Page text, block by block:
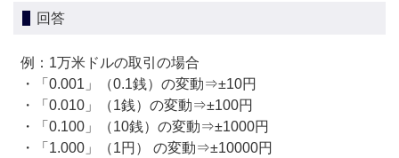
回答
例：1万米ドルの取引の場合
・「0.001」（0.1銭）の変動⇒±10円
・「0.010」（1銭）の変動⇒±100円
・「0.100」（10銭）の変動⇒±1000円
・「1.000」（1円） の変動⇒±10000円